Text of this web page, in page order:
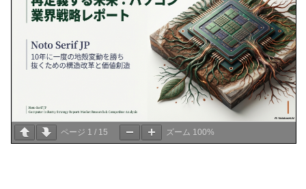
ページ 1 / 15 ズーム 100%